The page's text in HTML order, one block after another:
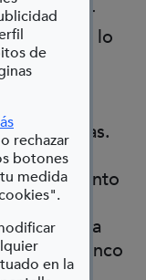
de
rechazar
botones
medida
en la
Bavcar
así lo
fuera no
y que al
a una
las técnicas.
fruto de
un
fotografía
en blanco
cámara